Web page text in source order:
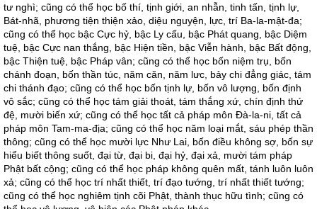
tư nghì; cũng có thể học bố thí, tịnh giới, an nhẫn, tinh tấn, tịnh lự,
Bát-nhã, phương tiện thiện xảo, diệu nguyện, lực, trí Ba-la-mật-đa;
cũng có thể học bậc Cực hỷ, bậc Ly cấu, bậc Phát quang, bậc Diệm
tuệ, bậc Cực nan thắng, bậc Hiện tiền, bậc Viễn hành, bậc Bất động,
bậc Thiện tuệ, bậc Pháp vân; cũng có thể học bốn niệm trụ, bốn
chánh đoạn, bốn thần túc, năm căn, năm lưc, bảy chi đẳng giác, tám
chi thánh đạo; cũng có thể học bốn tịnh lự, bốn vô lượng, bốn định
vô sắc; cũng có thể học tám giải thoát, tám thắng xứ, chín định thứ
đệ, mười biến xứ; cũng có thể học tất cả pháp môn Đà-la-ni, tất cả
pháp môn Tam-ma-địa; cũng có thể học năm loại mắt, sáu phép thần
thông; cũng có thể học mười lực Như Lai, bốn điều không sợ, bốn sự
hiểu biết thông suốt, đại từ, đại bi, đại hỷ, đại xả, mười tám pháp
Phật bất cộng; cũng có thể học pháp không quên mất, tánh luôn luôn
xả; cũng có thể học trí nhất thiết, trí đạo tướng, trí nhất thiết tướng;
cũng có thể học nghiêm tịnh cõi Phật, thành thục hữu tình; cũng có